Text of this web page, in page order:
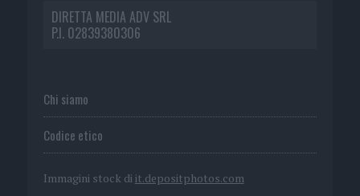
DIRETTA MEDIA ADV SRL
P.I. 02839380306
Chi siamo
Codice etico
Immagini stock di it.depositphotos.com